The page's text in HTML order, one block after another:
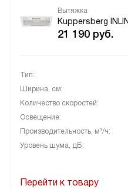
Вытяжка
Kuppersberg
21 190 руб.
Тип:
Ширина, см:
Количество скоростей:
Освещение:
Производительность, м³/ч:
Уровень шума, дБ:
Перейти к товару